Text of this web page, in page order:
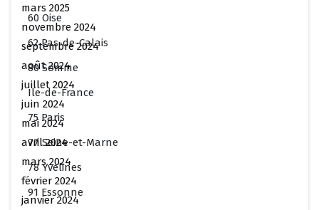
60 Oise
62 Pas-de-Calais
80 Somme
Ile-de-France
75 Paris
77 Seine-et-Marne
78 Yvelines
91 Essonne
mars 2025
novembre 2024
septembre 2024
août 2024
juillet 2024
juin 2024
mai 2024
avril 2024
mars 2024
février 2024
janvier 2024